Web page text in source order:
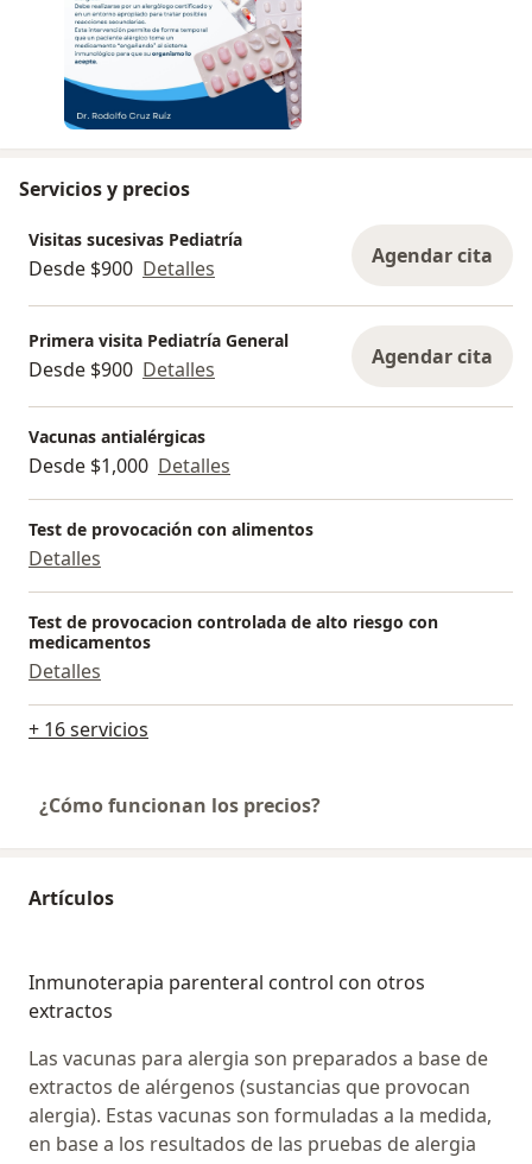
Servicios y precios
Visitas sucesivas Pediatría
Desde $900 Detalles Agendar cita
Primera visita Pediatría General
Desde $900 Detalles Agendar cita
Vacunas antialérgicas
Desde $1,000 Detalles
Test de provocación con alimentos
Detalles
Test de provocacion controlada de alto riesgo con
medicamentos
Detalles
+ 16 servicios
¿Cómo funcionan los precios?
Artículos
Inmunoterapia parenteral control con otros
extractos
Las vacunas para alergia son preparados a base de
extractos de alérgenos (sustancias que provocan
alergia). Estas vacunas son formuladas a la medida,
en base a los resultados de las pruebas de alergia